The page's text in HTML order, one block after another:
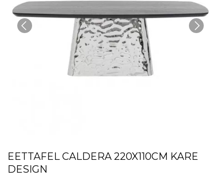
EETTAFEL CALDERA 220X110CM KARE
DESIGN